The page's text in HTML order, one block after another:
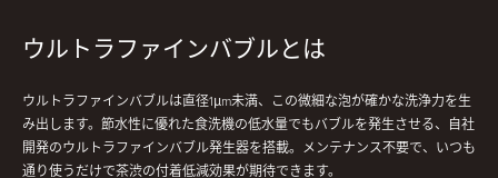
ウルトラファインバブルとは
ウルトラファインバブルは直径1μm未満、この微細な泡が確かな洗浄力を生
み出します。節水性に優れた食洗機の低水量でもバブルを発生させる、自社
開発のウルトラファインバブル発生器を搭載。メンテナンス不要で、いつも
通り使うだけで茶渋の付着低減効果が期待できます。